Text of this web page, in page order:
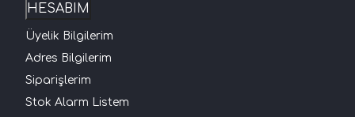
HESABIM
Üyelik Bilgilerim
Adres Bilgilerim
Siparişlerim
Stok Alarm Listem